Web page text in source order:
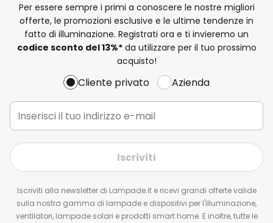
Per essere sempre i primi a conoscere le nostre migliori
offerte, le promozioni esclusive e le ultime tendenze in
fatto di illuminazione. Registrati ora e ti invieremo un
codice sconto del13%*da utilizzare per il tuo prossimo
acquisto!
Cliente privato Azienda
Iscriviti
Iscriviti alla newsletter di Lampade.it e ricevi grandi offerte valide
sulla nostra gamma di lampade e dispositivi per l'illuminazione,
ventilatori, lampade solari e prodotti smart home. E inoltre, tutte le